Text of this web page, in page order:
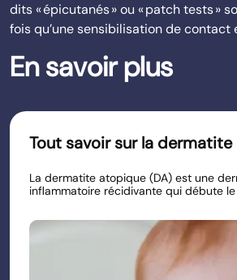
dits « épicutanés » ou « patch tests »
fois qu’une sensibilisation de contact
En savoir plus
Tout savoir sur la
La dermatite atopique (DA) est une
inflammatoire récidivante qui débute le